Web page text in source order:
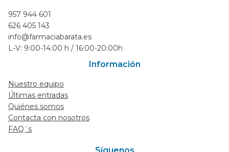
957 944 601
626 405 143
info@farmaciabarata.es
L-V: 9:00-14:00 h / 16:00-20:00h
Información
Nuestro equipo
Últimas entradas
Quiénes somos
Contacta con nosotros
FAQ´s